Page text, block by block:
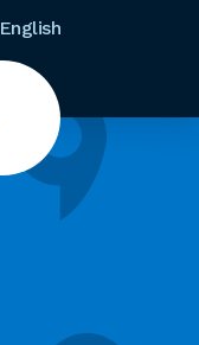
English